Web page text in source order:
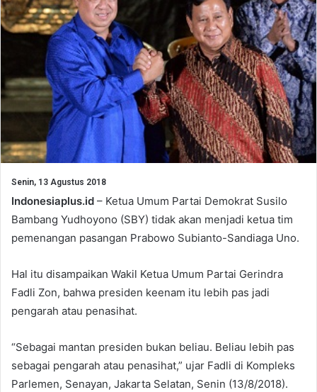
Senin, 13 Agustus 2018
Indonesiaplus.id – Ketua Umum Partai Demokrat Susilo
Bambang Yudhoyono (SBY) tidak akan menjadi ketua tim
pemenangan pasangan Prabowo Subianto-Sandiaga Uno.
Hal itu disampaikan Wakil Ketua Umum Partai Gerindra
Fadli Zon, bahwa presiden keenam itu lebih pas jadi
pengarah atau penasihat.
“Sebagai mantan presiden bukan beliau. Beliau lebih pas
sebagai pengarah atau penasihat,” ujar Fadli di Kompleks
Parlemen, Senayan, Jakarta Selatan, Senin (13/8/2018).